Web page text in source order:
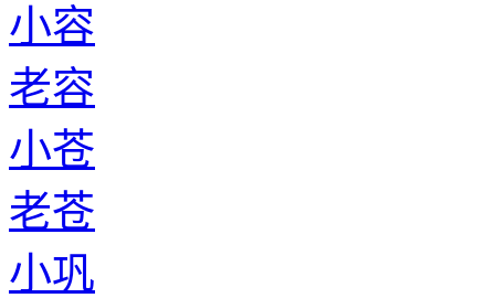
小容
老容
小苍
老苍
小巩